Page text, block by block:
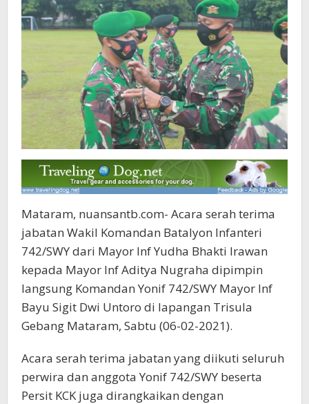
Mataram, nuansantb.com- Acara serah terima
jabatan Wakil Komandan Batalyon Infanteri
742/SWY dari Mayor Inf Yudha Bhakti Irawan
kepada Mayor Inf Aditya Nugraha dipimpin
langsung Komandan Yonif 742/SWY Mayor Inf
Bayu Sigit Dwi Untoro di lapangan Trisula
Gebang Mataram, Sabtu (06-02-2021).
Acara serah terima jabatan yang diikuti seluruh
perwira dan anggota Yonif 742/SWY beserta
Persit KCK juga dirangkaikan dengan